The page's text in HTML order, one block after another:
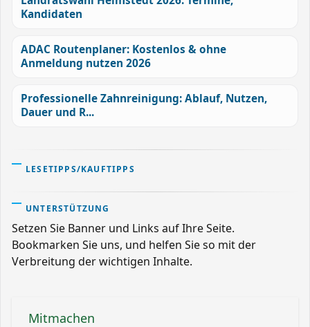
Kandidaten
ADAC Routenplaner: Kostenlos & ohne
Anmeldung nutzen 2026
Professionelle Zahnreinigung: Ablauf, Nutzen,
Dauer und R...
LESETIPPS/KAUFTIPPS
UNTERSTÜTZUNG
Setzen Sie Banner und Links auf Ihre Seite.
Bookmarken Sie uns, und helfen Sie so mit der
Verbreitung der wichtigen Inhalte.
Mitmachen